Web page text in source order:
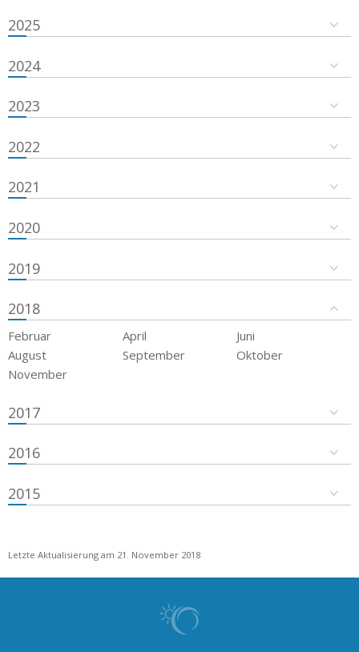
2025
2024
2023
2022
2021
2020
2019
2018
Februar April
Juni
August
September
Oktober
November
2017
2016
2015
Letzte Aktualisierung am 21. November 2018